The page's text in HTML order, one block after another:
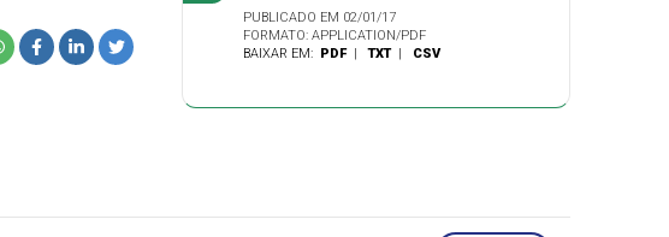
PUBLICADO EM 02/01/17
FORMATO: APPLICATION/PDF
BAIXAR EM: PDF |TXT | CSV